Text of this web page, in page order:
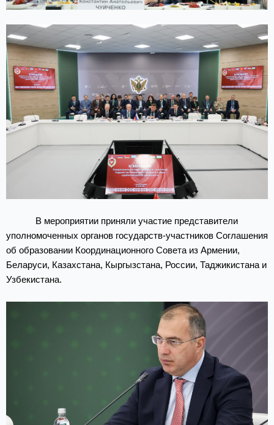
В мероприятии приняли участие представители
уполномоченных органов государств-участников Соглашения
об образовании Координационного Совета из Армении,
Беларуси, Казахстана, Кыргызстана, России, Таджикистана и
Узбекистана.